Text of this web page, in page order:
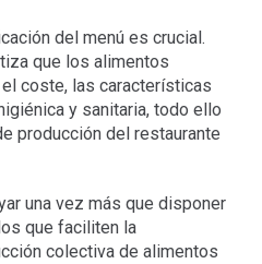
del menú es crucial.
que los alimentos
coste, las características
y sanitaria, todo ello
producción del restaurante
una vez más que disponer
que faciliten la
colectiva de alimentos